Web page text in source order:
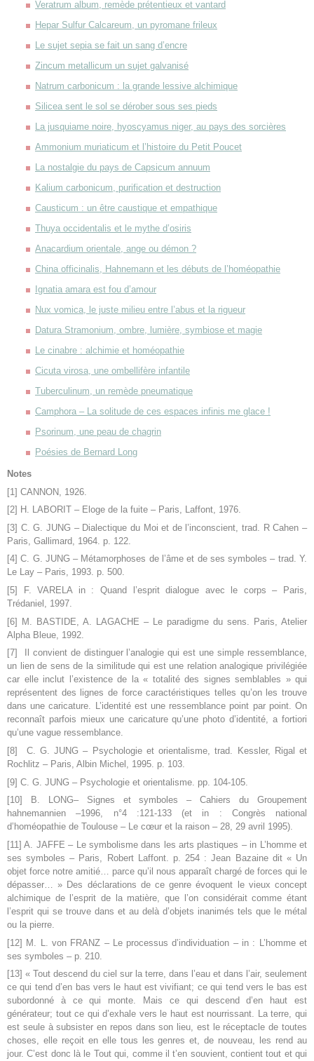
Veratrum album, remède prétentieux et vantard
Hepar Sulfur Calcareum, un pyromane frileux
Le sujet sepia se fait un sang d’encre
Zincum metallicum un sujet galvanisé
Natrum carbonicum : la grande lessive alchimique
Silicea sent le sol se dérober sous ses pieds
La jusquiame noire, hyoscyamus niger, au pays des sorcières
Ammonium muriaticum et l’histoire du Petit Poucet
La nostalgie du pays de Capsicum annuum
Kalium carbonicum, purification et destruction
Causticum : un être caustique et empathique
Thuya occidentalis et le mythe d’osiris
Anacardium orientale, ange ou démon ?
China officinalis, Hahnemann et les débuts de l’homéopathie
Ignatia amara est fou d’amour
Nux vomica, le juste milieu entre l’abus et la rigueur
Datura Stramonium, ombre, lumière, symbiose et magie
Le cinabre : alchimie et homéopathie
Cicuta virosa, une ombellifère infantile
Tuberculinum, un remède pneumatique
Camphora – La solitude de ces espaces infinis me glace !
Psorinum, une peau de chagrin
Poésies de Bernard Long
Notes
[1] CANNON, 1926.
[2] H. LABORIT – Eloge de la fuite – Paris, Laffont, 1976.
[3] C. G. JUNG – Dialectique du Moi et de l’inconscient, trad. R Cahen –
Paris, Gallimard, 1964. p. 122.
[4] C. G. JUNG – Métamorphoses de l’âme et de ses symboles – trad. Y.
Le Lay – Paris, 1993. p. 500.
[5] F. VARELA in : Quand l’esprit dialogue avec le corps – Paris,
Trédaniel, 1997.
[6] M. BASTIDE, A. LAGACHE – Le paradigme du sens. Paris, Atelier
Alpha Bleue, 1992.
[7] Il convient de distinguer l’analogie qui est une simple ressemblance,
un lien de sens de la similitude qui est une relation analogique privilégiée
car elle inclut l’existence de la « totalité des signes semblables » qui
représentent des lignes de force caractéristiques telles qu’on les trouve
dans une caricature. L’identité est une ressemblance point par point. On
reconnaît parfois mieux une caricature qu’une photo d’identité, a fortiori
qu’une vague ressemblance.
[8] C. G. JUNG – Psychologie et orientalisme, trad. Kessler, Rigal et
Rochlitz – Paris, Albin Michel, 1995. p. 103.
[9] C. G. JUNG – Psychologie et orientalisme. pp. 104-105.
[10] B. LONG– Signes et symboles – Cahiers du Groupement
hahnemannien –1996, n°4 :121-133 (et in : Congrès national
d’homéopathie de Toulouse – Le cœur et la raison – 28, 29 avril 1995).
[11] A. JAFFE – Le symbolisme dans les arts plastiques – in L’homme et
ses symboles – Paris, Robert Laffont. p. 254 : Jean Bazaine dit « Un
objet force notre amitié… parce qu’il nous apparaît chargé de forces qui le
dépasser… » Des déclarations de ce genre évoquent le vieux concept
alchimique de l’esprit de la matière, que l’on considérait comme étant
l’esprit qui se trouve dans et au delà d’objets inanimés tels que le métal
ou la pierre.
[12] M. L. von FRANZ – Le processus d’individuation – in : L’homme et
ses symboles – p. 210.
[13] « Tout descend du ciel sur la terre, dans l’eau et dans l’air, seulement
ce qui tend d’en bas vers le haut est vivifiant; ce qui tend vers le bas est
subordonné à ce qui monte. Mais ce qui descend d’en haut est
générateur; tout ce qui d’exhale vers le haut est nourrissant. La terre, qui
est seule à subsister en repos dans son lieu, est le réceptacle de toutes
choses, elle reçoit en elle tous les genres et, de nouveau, les rend au
jour. C’est donc là le Tout qui, comme il t’en souvient, contient tout et qui